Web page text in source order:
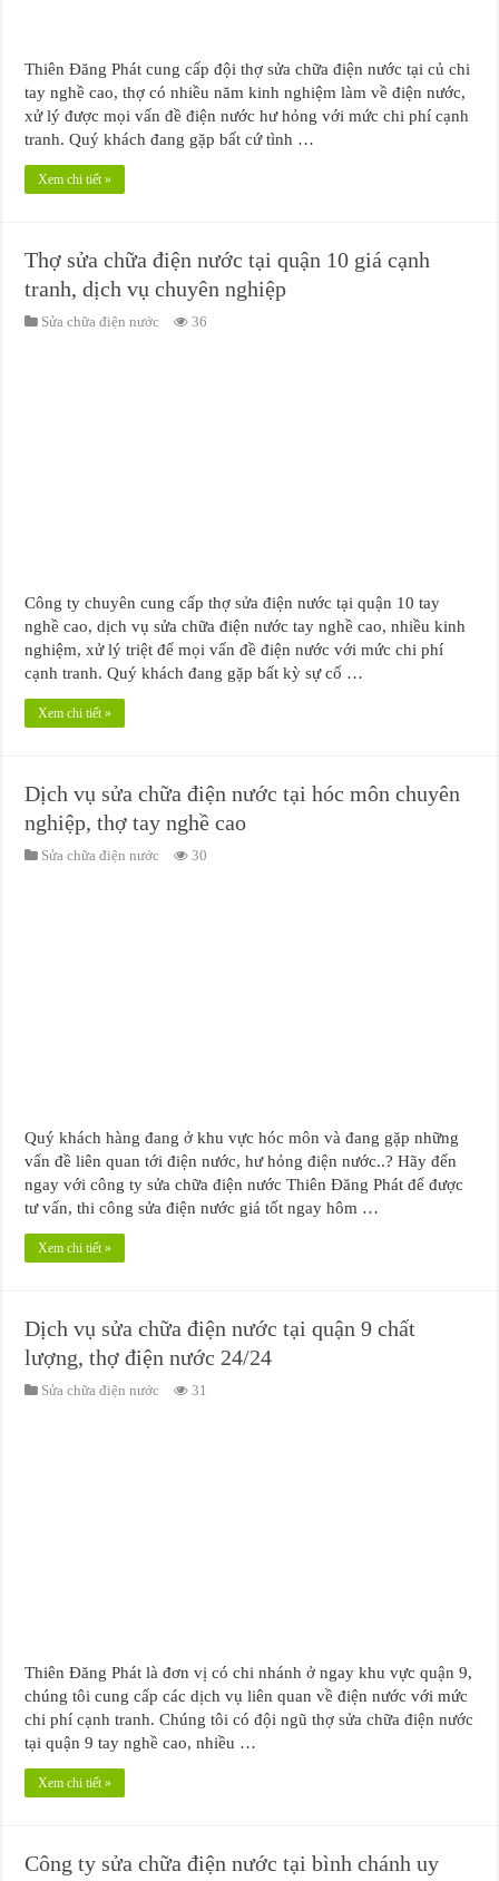
Thiên Đăng Phát cung cấp đội thợ sửa chữa điện nước tại củ chi
tay nghề cao, thợ có nhiều năm kinh nghiệm làm về điện nước,
xử lý được mọi vấn đề điện nước hư hỏng với mức chi phí cạnh
tranh. Quý khách đang gặp bất cứ tình …
Xem chi tiết »
Thợ sửa chữa điện nước tại quận 10 giá cạnh
tranh, dịch vụ chuyên nghiệp
Sửa chữa điện nước 36
Công ty chuyên cung cấp thợ sửa điện nước tại quận 10 tay
nghề cao, dịch vụ sửa chữa điện nước tay nghề cao, nhiều kinh
nghiệm, xử lý triệt để mọi vấn đề điện nước với mức chi phí
cạnh tranh. Quý khách đang gặp bất kỳ sự cố …
Xem chi tiết »
Dịch vụ sửa chữa điện nước tại hóc môn chuyên
nghiệp, thợ tay nghề cao
Sửa chữa điện nước 30
Quý khách hàng đang ở khu vực hóc môn và đang gặp những
vấn đề liên quan tới điện nước, hư hỏng điện nước..? Hãy đến
ngay với công ty sửa chữa điện nước Thiên Đăng Phát để được
tư vấn, thi công sửa điện nước giá tốt ngay hôm …
Xem chi tiết »
Dịch vụ sửa chữa điện nước tại quận 9 chất
lượng, thợ điện nước 24/24
Sửa chữa điện nước 31
Thiên Đăng Phát là đơn vị có chi nhánh ở ngay khu vực quận 9,
chúng tôi cung cấp các dịch vụ liên quan về điện nước với mức
chi phí cạnh tranh. Chúng tôi có đội ngũ thợ sửa chữa điện nước
tại quận 9 tay nghề cao, nhiều …
Xem chi tiết »
Công ty sửa chữa điện nước tại bình chánh uy